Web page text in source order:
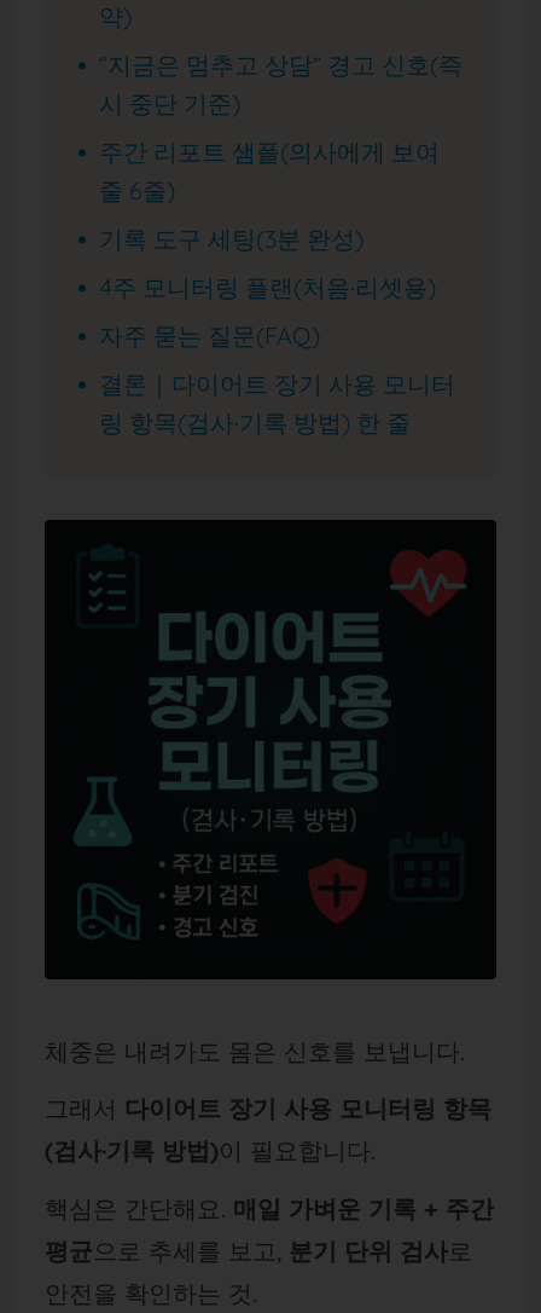
약)
“지금은 멈추고 상담” 경고 신호(즉
시 중단 기준)
주간 리포트 샘플(의사에게 보여
줄 6줄)
기록 도구 세팅(3분 완성)
4주 모니터링 플랜(처음·리셋용)
자주 묻는 질문(FAQ)
결론｜다이어트 장기 사용 모니터
링 항목(검사·기록 방법) 한 줄
체중은 내려가도 몸은 신호를 보냅니다.
그래서 다이어트 장기 사용 모니터링 항목
(검사·기록 방법)이 필요합니다.
핵심은 간단해요. 매일 가벼운 기록 + 주간
평균으로 추세를 보고, 분기 단위 검사로
안전을 확인하는 것.